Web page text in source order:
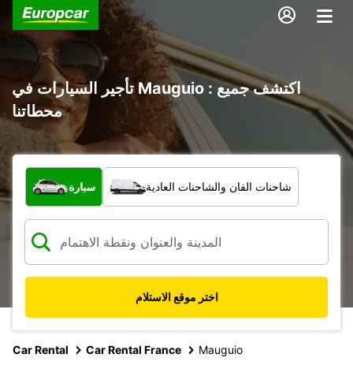
تأجير السيارات في Mauguio : اكتشف جميع
محطاتنا
ما نوع المركبة؟
سيارة شاحنات الفان والشاحنات العادية
اختر موقع الاستلام
Car Rental Car Rental France Mauguio